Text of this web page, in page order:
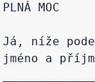
PLNÁ MOC
Já, níže
jméno a